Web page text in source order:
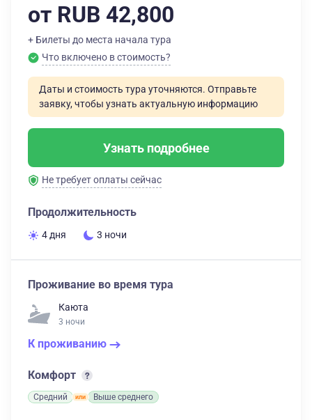
от RUB 42,800
+ Билеты до места начала тура
Что включено в стоимость?
Даты и стоимость тура уточняются. Отправьте
заявку, чтобы узнать актуальную информацию
Узнать подробнее
Не требует оплаты сейчас
Продолжительность
4 дня 3 ночи
Проживание во время тура
Каюта
3 ночи
К проживанию
Комфорт
Средний Выше среднего